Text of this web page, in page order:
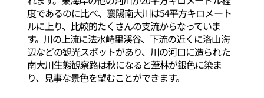
度であるのに比べ、襄陽南大川は54平方キロメート
ルに上り、比較的たくさんの支流からなっていま
す。川の上流に法水峙里渓谷、下流の近くに洛山海
辺などの観光スポットがあり、川の河口に造られた
南大川生態観察路は秋になると葦林が銀色に染ま
り、見事な景色を望むことができます。